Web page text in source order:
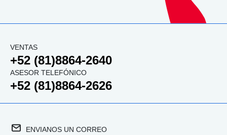
VENTAS
+52 (81)8864-2640
ASESOR TELEFÓNICO
+52 (81)8864-2626
ENVIANOS UN CORREO